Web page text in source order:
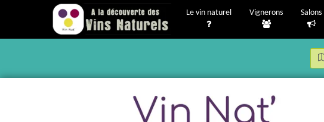
Le vin naturel Vignerons Salons